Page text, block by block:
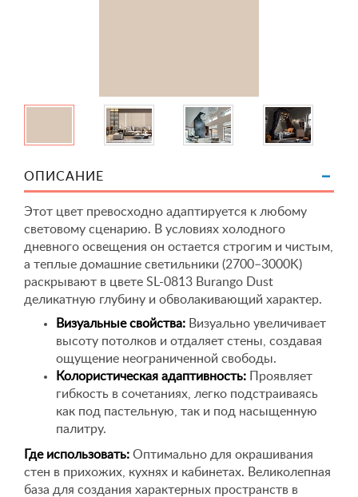
ОПИСАНИЕ
Этот цвет превосходно адаптируется к любому
световому сценарию. В условиях холодного
дневного освещения он остается строгим и чистым,
а теплые домашние светильники (2700–3000K)
раскрывают в цвете SL-0813 Burango Dust
деликатную глубину и обволакивающий характер.
Визуальные свойства: Визуально увеличивает
высоту потолков и отдаляет стены, создавая
ощущение неограниченной свободы.
Колористическая адаптивность: Проявляет
гибкость в сочетаниях, легко подстраиваясь
как под пастельную, так и под насыщенную
палитру.
Где использовать: Оптимально для окрашивания
стен в прихожих, кухнях и кабинетах. Великолепная
база для создания характерных пространств в